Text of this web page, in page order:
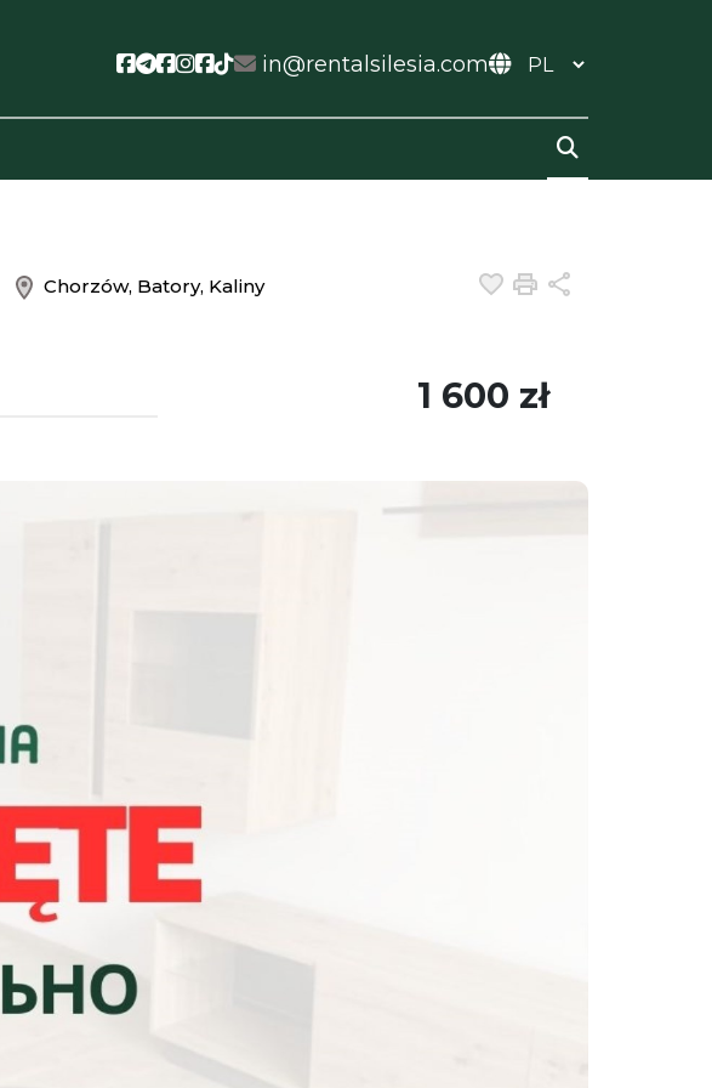
Social link
Social link
Social link
Social link
Social link
Social link
in@rentalsilesia.com
Chorzów, Batory, Kaliny Dodaj do
Drukuj
1 600 zł